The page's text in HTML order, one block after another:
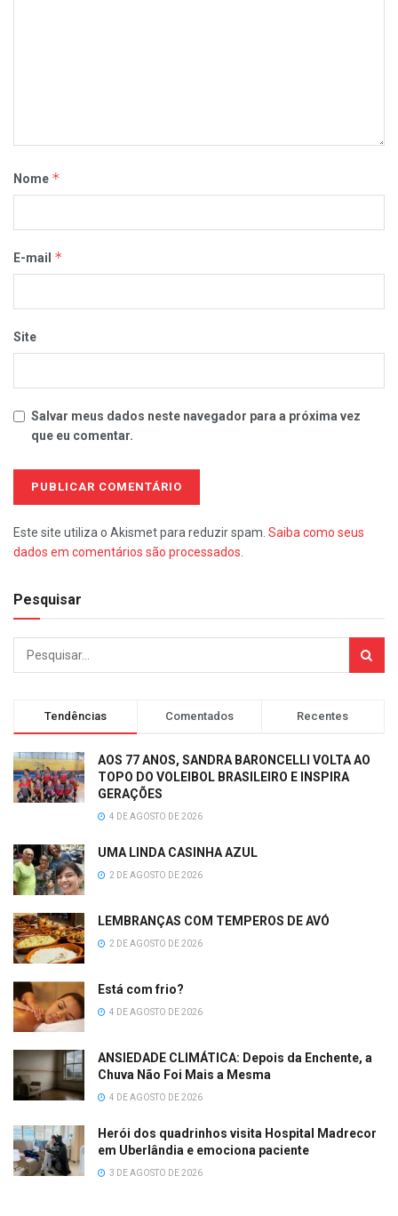
Nome *
E-mail *
Site
Salvar meus dados neste navegador para a próxima vez
que eu comentar.
Este site utiliza o Akismet para reduzir spam. Saiba como seus
dados em comentários são processados
Pesquisar
Tendências Comentados Recentes
AOS 77 ANOS, SANDRA BARONCELLI VOLTA AO
TOPO DO VOLEIBOL BRASILEIRO E INSPIRA
GERAÇÕES
4 DE AGOSTO DE 2026
UMA LINDA CASINHA AZUL
2 DE AGOSTO DE 2026
LEMBRANÇAS COM TEMPEROS DE AVÓ
2 DE AGOSTO DE 2026
Está com frio?
4 DE AGOSTO DE 2026
ANSIEDADE CLIMÁTICA: Depois da Enchente, a
Chuva Não Foi Mais a Mesma
4 DE AGOSTO DE 2026
Herói dos quadrinhos visita Hospital Madrecor
em Uberlândia e emociona paciente
3 DE AGOSTO DE 2026